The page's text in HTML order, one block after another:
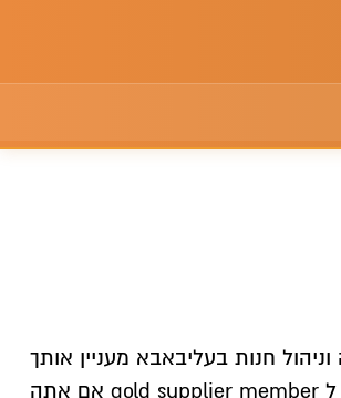
אם אתה gold supplier member בעליבאבא, אנו עוזרים ל gold supplier